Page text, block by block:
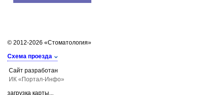
© 2012-2026 «Стоматология»
Схема проезда
Сайт разработан
ИК «Портал-Инфо»
загрузка карты...